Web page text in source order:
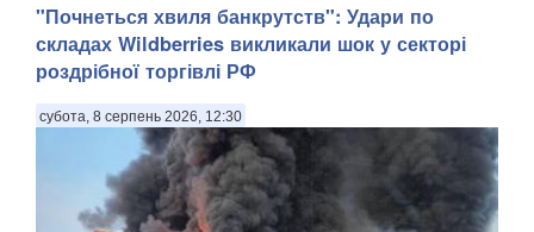
"Почнеться хвиля банкрутств": Удари по
складах Wildberries викликали шок у секторі
роздрібної торгівлі РФ
субота, 8 серпень 2026, 12:30